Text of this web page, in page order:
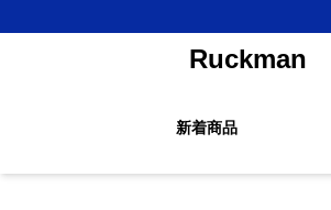
Ruckman
新着商品